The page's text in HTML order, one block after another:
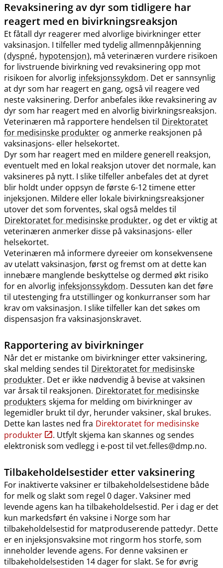
Revaksinering av dyr som tidligere har
reagert med en bivirkningsreaksjon
Et fåtall dyr reagerer med alvorlige bivirkninger etter
vaksinasjon. I tilfeller med tydelig allmennpåkjenning
(dyspné, hypotensjon), må veterinæren vurdere risikoen
for livstruende bivirkning ved revaksinering opp mot
risikoen for alvorlig infeksjonssykdom. Det er sannsynlig
at dyr som har reagert en gang, også vil reagere ved
neste vaksinering. Derfor anbefales ikke revaksinering av
dyr som har reagert med en alvorlig bivirkningsreaksjon.
Veterinæren må rapportere hendelsen til Direktoratet
for medisinske produkter og anmerke reaksjonen på
vaksinasjons- eller helsekortet.
Dyr som har reagert med en mildere generell reaksjon,
eventuelt med en lokal reaksjon utover det normale, kan
vaksineres på nytt. I slike tilfeller anbefales det at dyret
blir holdt under oppsyn de første 6-12 timene etter
injeksjonen. Mildere eller lokale bivirkningsreaksjoner
utover det som forventes, skal også meldes til
Direktoratet for medisinske produkter, og det er viktig at
veterinæren anmerker disse på vaksinasjons- eller
helsekortet.
Veterinæren må informere dyreeier om konsekvensene
av utelatt vaksinasjon, først og fremst om at dette kan
innebære manglende beskyttelse og dermed økt risiko
for en alvorlig infeksjonssykdom. Dessuten kan det føre
til utestenging fra utstillinger og konkurranser som har
krav om vaksinasjon. I slike tilfeller kan det søkes om
dispensasjon fra vaksinasjonskravet.
Rapportering av bivirkninger
Når det er mistanke om bivirkninger etter vaksinering,
skal melding sendes til Direktoratet for medisinske
produkter. Det er ikke nødvendig å bevise at vaksinen
var årsak til reaksjonen. Direktoratet for medisinske
produkters skjema for melding om bivirkninger av
legemidler brukt til dyr, herunder vaksiner, skal brukes.
Dette kan lastes ned fra Direktoratet for medisinske
produkter
. Utfylt skjema kan skannes og sendes
elektronisk som vedlegg i e-post til vet.felles@dmp.no.
Tilbakeholdelsestider etter vaksinering
For inaktiverte vaksiner er tilbakeholdelsestidene både
for melk og slakt som regel 0 dager. Vaksiner med
levende agens kan ha tilbakeholdelsestid. Per i dag er det
kun markedsført én vaksine i Norge som har
tilbakeholdelsestid for matproduserende pattedyr. Dette
er en injeksjonsvaksine mot ringorm hos storfe, som
inneholder levende agens. For denne vaksinen er
tilbakeholdelsestiden 14 dager for slakt. Se for øvrig